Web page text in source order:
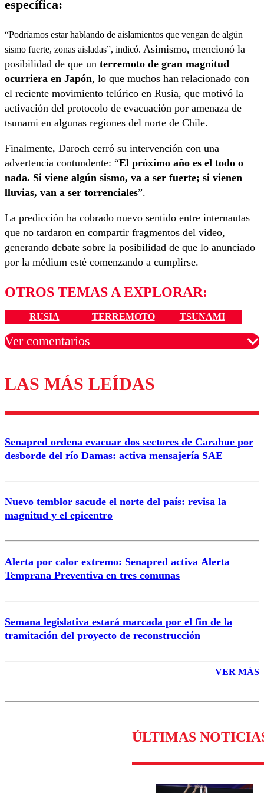
específica:
“Podríamos estar hablando de aislamientos que vengan de algún
sismo fuerte, zonas aisladas”, indicó. Asimismo, mencionó la
posibilidad de que un terremoto de gran magnitud
ocurriera en Japón, lo que muchos han relacionado con
el reciente movimiento telúrico en Rusia, que motivó la
activación del protocolo de evacuación por amenaza de
tsunami en algunas regiones del norte de Chile.
Finalmente, Daroch cerró su intervención con una
advertencia contundente: “El próximo año es el todo o
nada. Si viene algún sismo, va a ser fuerte; si vienen
lluvias, van a ser torrenciales”.
La predicción ha cobrado nuevo sentido entre internautas
que no tardaron en compartir fragmentos del video,
generando debate sobre la posibilidad de que lo anunciado
por la médium esté comenzando a cumplirse.
OTROS TEMAS A EXPLORAR:
RUSIA TERREMOTO TSUNAMI
Ver comentarios
Los comentarios son moderados para garantizar un
diálogo respetuoso.
Correo
LAS MÁS LEÍDAS
Senapred ordena evacuar dos sectores de Carahue por
desborde del río Damas: activa mensajería SAE
Nuevo temblor sacude el norte del país: revisa la
magnitud y el epicentro
Alerta por calor extremo: Senapred activa Alerta
Temprana Preventiva en tres comunas
Semana legislativa estará marcada por el fin de la
tramitación del proyecto de reconstrucción
VER MÁS
ÚLTIMAS